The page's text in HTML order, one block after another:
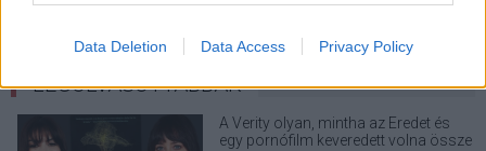
Data Deletion Data Access Privacy Policy
LEGOLVASOTTABBAK
A Verity olyan, mintha az Eredet és
egy pornófilm keveredett volna össze